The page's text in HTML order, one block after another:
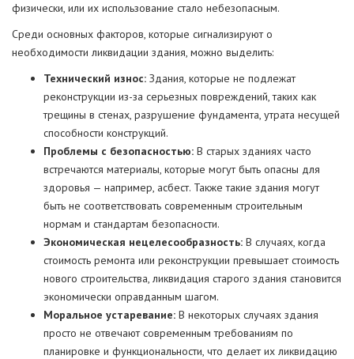
физически, или их использование стало небезопасным.
Среди основных факторов, которые сигнализируют о
необходимости ликвидации здания, можно выделить:
Технический износ: Здания, которые не подлежат
реконструкции из-за серьезных повреждений, таких как
трещины в стенах, разрушение фундамента, утрата несущей
способности конструкций.
Проблемы с безопасностью: В старых зданиях часто
встречаются материалы, которые могут быть опасны для
здоровья — например, асбест. Также такие здания могут
быть не соответствовать современным строительным
нормам и стандартам безопасности.
Экономическая нецелесообразность: В случаях, когда
стоимость ремонта или реконструкции превышает стоимость
нового строительства, ликвидация старого здания становится
экономически оправданным шагом.
Моральное устаревание: В некоторых случаях здания
просто не отвечают современным требованиям по
планировке и функциональности, что делает их ликвидацию